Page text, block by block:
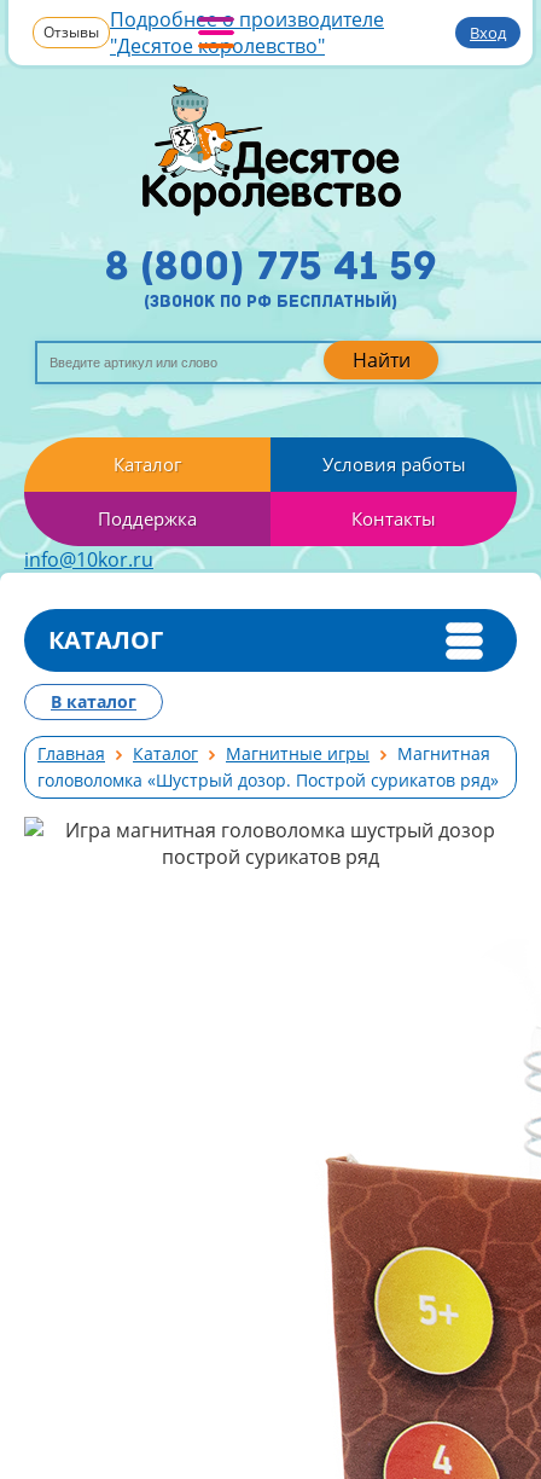
Отзывы Подробнее о производителе
"Десятое королевство"
Вход
Найти
8 (800) 775 41 59
(звонок по рф бесплатный)
Каталог Условия работы
Поддержка Контакты
info@10kor.ru
КАТАЛОГ
Главная Каталог Магнитные игры
Магнитная
головоломка «Шустрый дозор. Построй сурикатов ряд»
В каталог